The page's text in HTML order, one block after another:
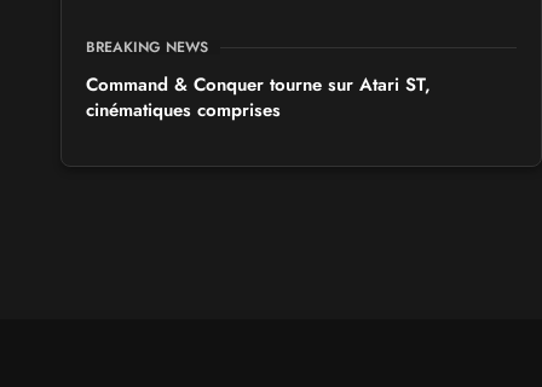
BREAKING NEWS
Command & Conquer tourne sur Atari ST,
cinématiques comprises